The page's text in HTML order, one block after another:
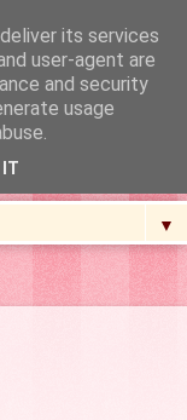
▼
its services
user-agent are
and security
usage
IT